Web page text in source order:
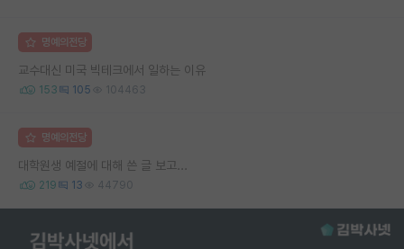
명예의전당
교수대신 미국 빅테크에서 일하는 이유
153 105 104463
명예의전당
대학원생 예절에 대해 쓴 글 보고...
219 13 44790